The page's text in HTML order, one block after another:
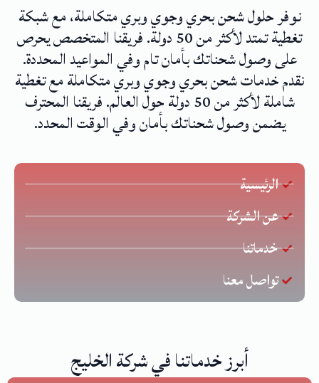
نوفر حلول شحن بحري وجوي وبري متكاملة، مع شبكة
تغطية تمتد لأكثر من 50 دولة. فريقنا المتخصص يحرص
على وصول شحناتك بأمان تام وفي المواعيد المحددة.
نقدم خدمات شحن بحري وجوي وبري متكاملة مع تغطية
شاملة لأكثر من 50 دولة حول العالم. فريقنا المحترف
يضمن وصول شحناتك بأمان وفي الوقت المحدد.
الرئيسية
عن الشركة
خدماتنا
تواصل معنا
أبرز خدماتنا في شركة الخليج